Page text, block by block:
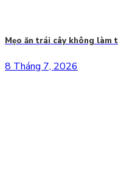
Mẹo ăn trái cây không làm
8 Tháng 7, 2026